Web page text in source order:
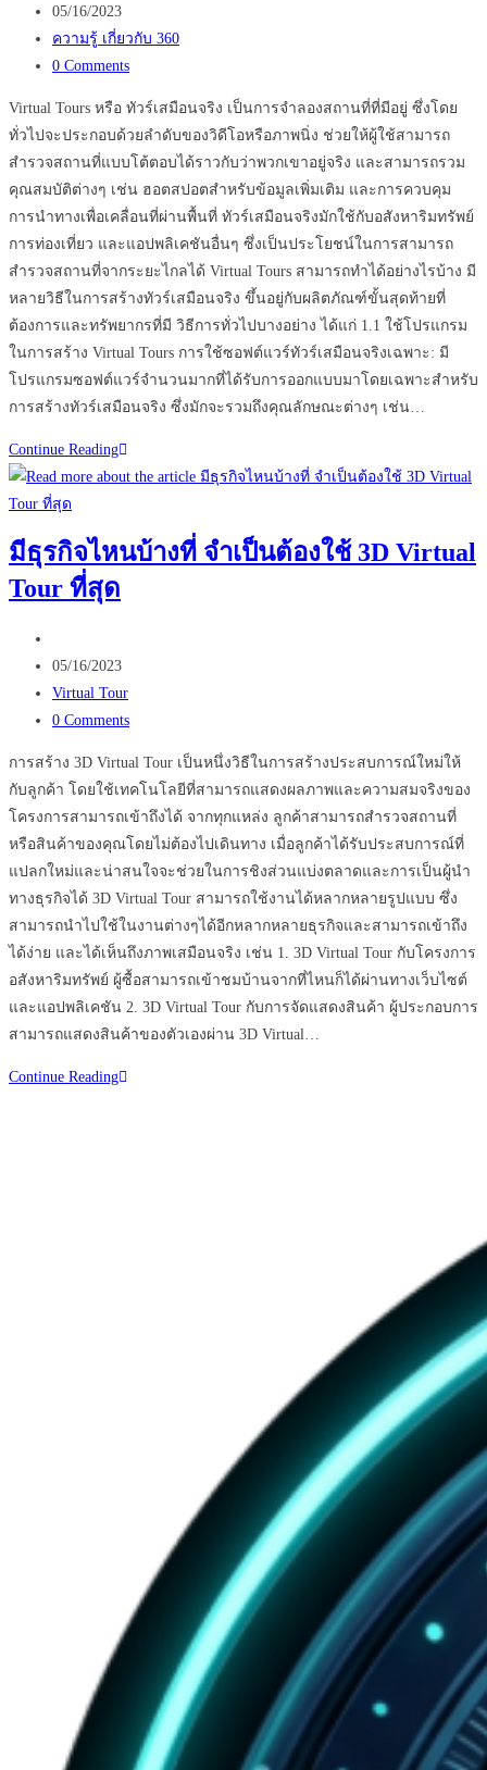
ติด
อันดับ
1
author:
Post
published:
05/16/2023
Post
category:
ความรู้ เกี่ยวกับ 360
Post
0 Comments
Virtual Tours หรือ ทัวร์เสมือนจริง เป็นการจำลองสถานที่ที่มีอยู่ ซึ่งโดย
ทั่วไปจะประกอบด้วยลำดับของวิดีโอหรือภาพนิ่ง ช่วยให้ผู้ใช้สามารถ
สำรวจสถานที่แบบโต้ตอบได้ราวกับว่าพวกเขาอยู่จริง และสามารถรวม
คุณสมบัติต่างๆ เช่น ฮอตสปอตสำหรับข้อมูลเพิ่มเติม และการควบคุม
การนำทางเพื่อเคลื่อนที่ผ่านพื้นที่ ทัวร์เสมือนจริงมักใช้กับอสังหาริมทรัพย์
การท่องเที่ยว และแอปพลิเคชันอื่นๆ ซึ่งเป็นประโยชน์ในการสามารถ
สำรวจสถานที่จากระยะไกลได้ Virtual Tours สามารถทำได้อย่างไรบ้าง มี
หลายวิธีในการสร้างทัวร์เสมือนจริง ขึ้นอยู่กับผลิตภัณฑ์ขั้นสุดท้ายที่
ต้องการและทรัพยากรที่มี วิธีการทั่วไปบางอย่าง ได้แก่ 1.1 ใช้โปรแกรม
ในการสร้าง Virtual Tours การใช้ซอฟต์แวร์ทัวร์เสมือนจริงเฉพาะ: มี
โปรแกรมซอฟต์แวร์จำนวนมากที่ได้รับการออกแบบมาโดยเฉพาะสำหรับ
การสร้างทัวร์เสมือนจริง ซึ่งมักจะรวมถึงคุณลักษณะต่างๆ เช่น…
Continue Readingเทคโนโลยี
Virtual
อะไร
เหมาะ
ใน
ประเทศไทย
หรือ
มีธุรกิจไหนบ้างที่ จำเป็นต้องใช้ 3D Virtual
Tour ที่สุด
author:
Post
published:
05/16/2023
Post
category:
Virtual Tour
Post
0 Comments
การสร้าง 3D Virtual Tour เป็นหนึ่งวิธีในการสร้างประสบการณ์ใหม่ให้
กับลูกค้า โดยใช้เทคโนโลยีที่สามารถแสดงผลภาพและความสมจริงของ
โครงการสามารถเข้าถึงได้ จากทุกแหล่ง ลูกค้าสามารถสำรวจสถานที่
หรือสินค้าของคุณโดยไม่ต้องไปเดินทาง เมื่อลูกค้าได้รับประสบการณ์ที่
แปลกใหม่และน่าสนใจจะช่วยในการชิงส่วนแบ่งตลาดและการเป็นผู้นำ
ทางธุรกิจได้ 3D Virtual Tour สามารถใช้งานได้หลากหลายรูปแบบ ซึ่ง
สามารถนำไปใช้ในงานต่างๆได้อีกหลากหลายธุรกิจและสามารถเข้าถึง
ได้ง่าย และได้เห็นถึงภาพเสมือนจริง เช่น 1. 3D Virtual Tour กับโครงการ
อสังหาริมทรัพย์ ผู้ซื้อสามารถเข้าชมบ้านจากที่ไหนก็ได้ผ่านทางเว็บไซต์
และแอปพลิเคชัน 2. 3D Virtual Tour กับการจัดแสดงสินค้า ผู้ประกอบการ
สามารถแสดงสินค้าของตัวเองผ่าน 3D Virtual…
Continue Readingมี